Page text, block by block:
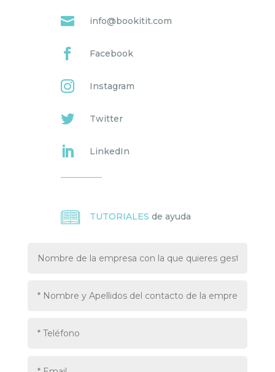
 info@bookitit.com
 Facebook
 Instagram
 Twitter
 LinkedIn
TUTORIALES de ayuda